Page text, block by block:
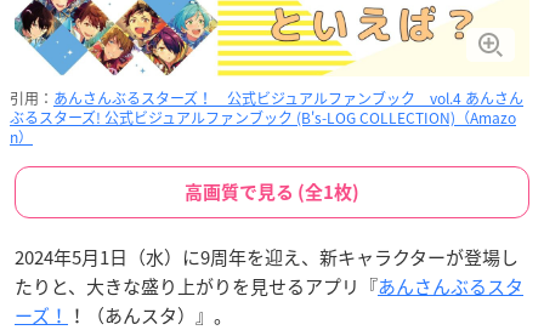
引用： あんさんぶるスターズ！ 公式ビジュアルファンブック vol.4 あんさん
ぶるスターズ! 公式ビジュアルファンブック (B's-LOG COLLECTION)（Amazo
n）
高画質で見る (全1枚)
2024年5月1日（水）に9周年を迎え、新キャラクターが登場し
たりと、大きな盛り上がりを見せるアプリ『あんさんぶるスタ
ーズ！ ！（あんスタ）』。